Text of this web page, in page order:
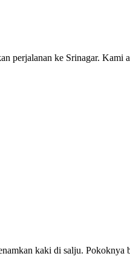
perjalanan ke Srinagar. Kami
kaki di salju.